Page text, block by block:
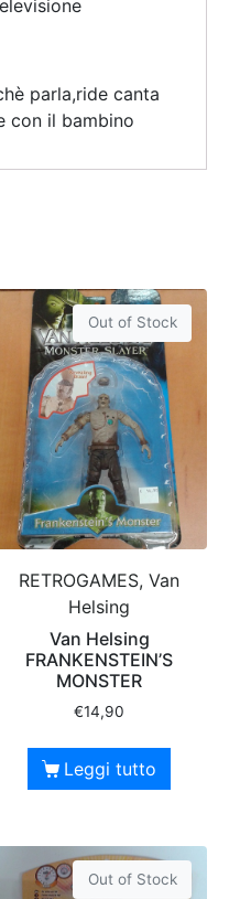
parla,ride canta
con il bambino
Out of Stock
RETROGAMES, Van
Helsing
Van Helsing
FRANKENSTEIN’S
MONSTER
€14,90
Leggi tutto
Out of Stock